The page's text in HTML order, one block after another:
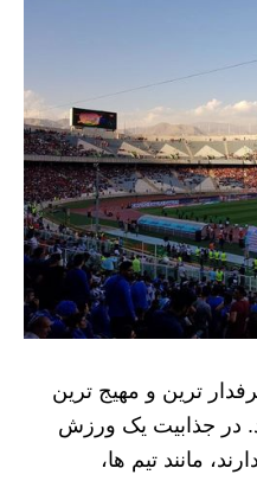
ترین و مهیج ترین
در جذابیت یک ورزش
مانند تیم ها،